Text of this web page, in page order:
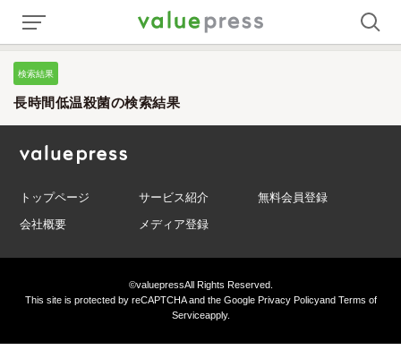
検索結果
長時間低温殺菌の検索結果
トップページ サービス紹介
無料会員登録
会社概要
メディア登録
©valuepressAll Rights Reserved.
This site is protected by reCAPTCHA and the GooglePrivacy Policyand Terms of
Serviceapply.